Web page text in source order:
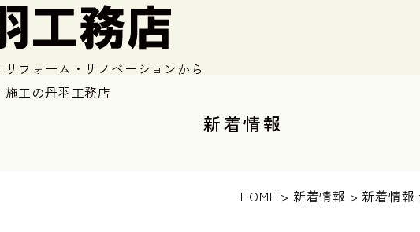
フォーム・リノベーションから
工の丹羽工務店
新着情報
HOME > 新着情報 >新着情報